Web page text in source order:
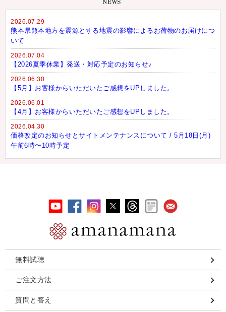
2026.07.29
熊本県熊本地方を震源とする地震の影響によるお荷物のお届けにつ
いて
2026.07.04
【2026夏季休業】発送・対応予定のお知らせ♪
2026.06.30
【5月】お客様からいただいたご感想をUPしました。
2026.06.01
【4月】お客様からいただいたご感想をUPしました。
2026.04.30
価格改定のお知らせとサイトメンテナンスについて / 5月18日(月)
午前6時〜10時予定
無料試聴
ご注文方法
質問と答え